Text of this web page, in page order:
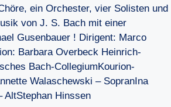
ein Orchester, vier Solisten und
von J. S. Bach mit einer
Gusenbauer ! Dirigent: Marco
Barbara Overbeck Heinrich-
Bach-CollegiumKourion-
Walaschewski – SopranIna
AltStephan Hinssen